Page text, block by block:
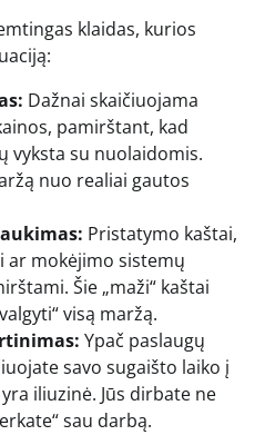
klaidas, kurios
Dažnai skaičiuojama
pamirštant, kad
vyksta su nuolaidomis.
nuo realiai gautos
Pristatymo kaštai,
ar mokėjimo sistemų
Šie „maži“ kaštai
visą maržą.
Ypač paslaugų
savo sugaišto laiko į
iliuzinė. Jūs dirbate ne
sau darbą.